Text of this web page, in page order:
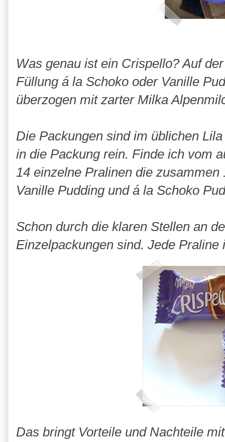
Was genau ist ein Crispello? Auf
Füllung á la Schoko oder Vanille
überzogen mit zarter Milka
Die Packungen sind im üblichen
in die Packung rein. Finde ich vom
14 einzelne Pralinen die
Vanille Pudding und á la Schoko
Schon durch die klaren Stellen an
Einzelpackungen sind. Jede Praline
Das bringt Vorteile und Nachteile